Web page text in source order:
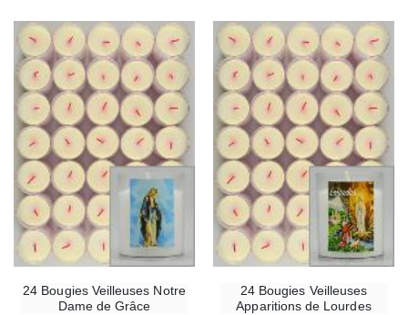
24 Bougies Veilleuses Notre
Dame de Grâce
24 Bougies Veilleuses
Apparitions de Lourdes